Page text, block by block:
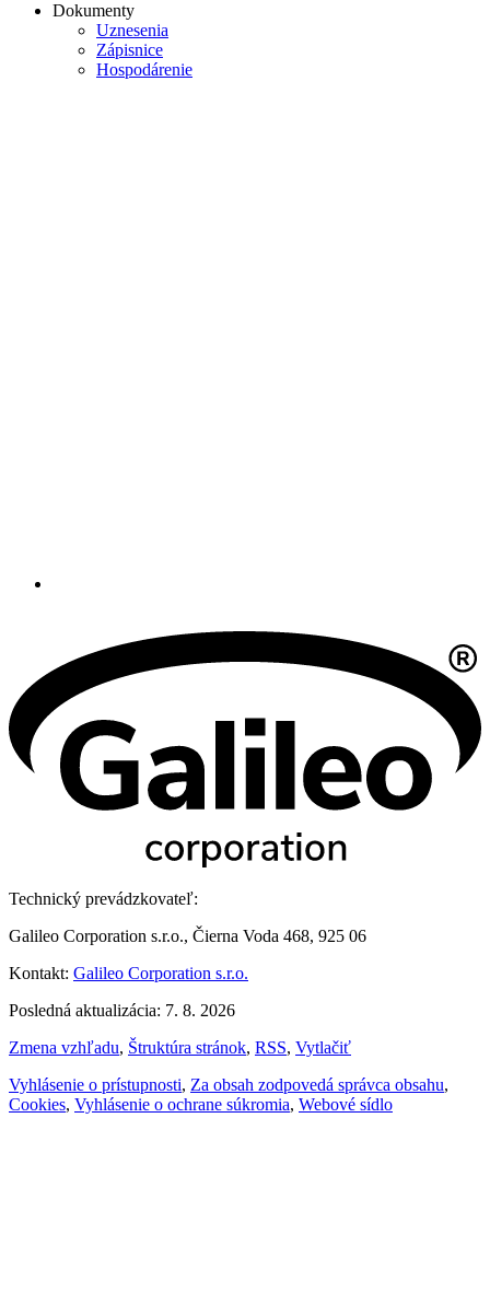
Dokumenty
Uznesenia
Zápisnice
Hospodárenie
Technický prevádzkovateľ:
Galileo Corporation s.r.o., Čierna Voda 468, 925 06
Kontakt: Galileo Corporation s.r.o.
Posledná aktualizácia: 7. 8. 2026
Zmena vzhľadu, Štruktúra stránok, RSS, Vytlačiť
Vyhlásenie o prístupnosti, Za obsah zodpovedá správca obsahu,
Cookies, Vyhlásenie o ochrane súkromia, Webové sídlo